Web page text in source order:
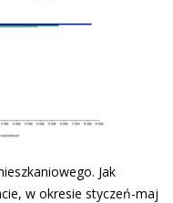
Jak
w okresie styczeń-maj